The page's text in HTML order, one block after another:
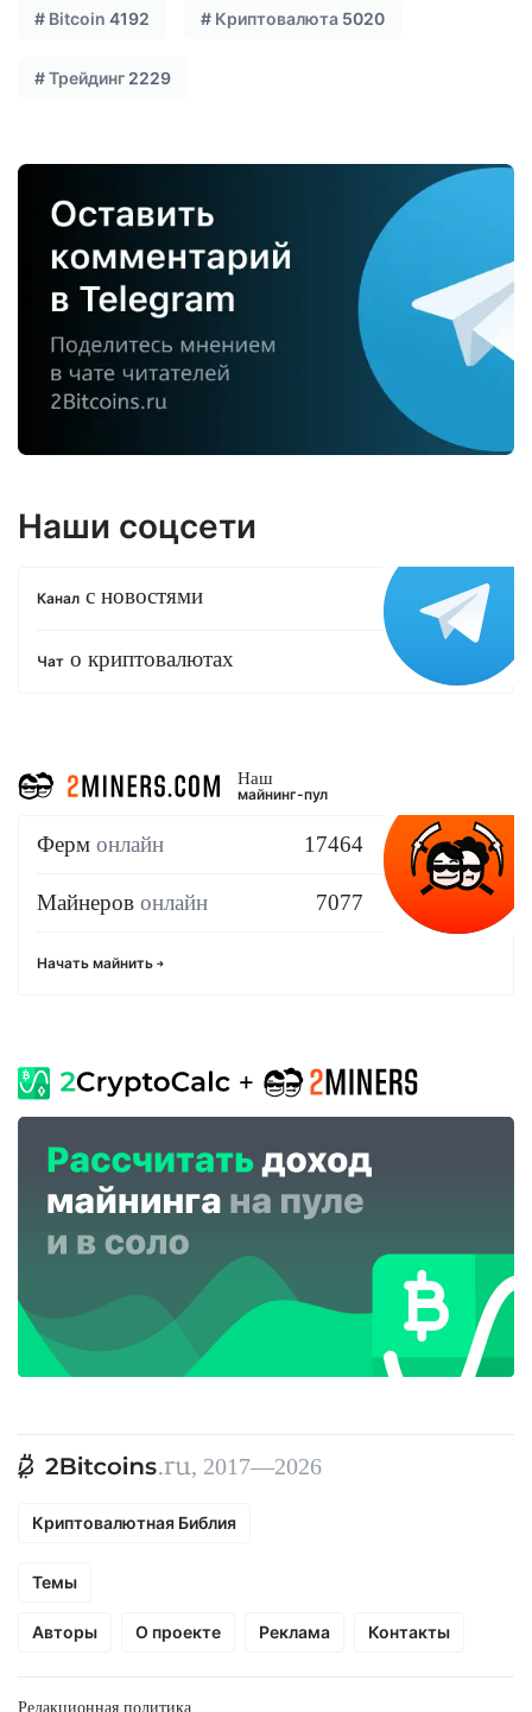
# Bitcoin 4192 # Криптовалюта 5020
#Трейдинг 2229
Наши соцсети
Канал с новостями
Чат о криптовалютах
Наш
майнинг-пул
Ферм онлайн 17464
Майнеров онлайн 7077
Начать майнить
, 2017—2026
Криптовалютная Библия
Темы
Авторы О проекте Реклама Контакты
Редакционная политика